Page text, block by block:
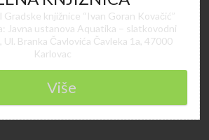
Gradske knjižnice “Ivan Goran Kovačić”
Javna ustanova Aquatika – slatkovodni
Ul. Branka Čavlovića Čavleka 1a, 47000
Karlovac
Više